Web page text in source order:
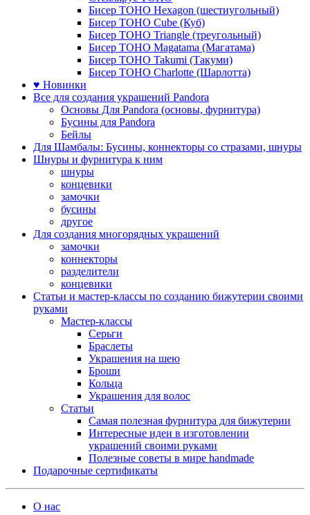
Бисер TOHO Hexagon (шестиугольный)
Бисер TOHO Cube (Куб)
Бисер TOHO Triangle (треугольный)
Бисер TOHO Magatama (Магатама)
Бисер TOHO Takumi (Такуми)
Бисер TOHO Charlotte (Шарлотта)
♥ Новинки
Все для создания украшений Pandora
Основы Для Pandora (основы, фурнитура)
Бусины для Pandora
Бейлы
Для Шамбалы: Бусины, коннекторы со стразами, шнуры
Шнуры и фурнитура к ним
шнуры
концевики
замочки
бусины
другое
Для создания многорядных украшений
замочки
коннекторы
разделители
концевики
Статьи и мастер-классы по созданию бижутерии своими
руками
Мастер-классы
Серьги
Браслеты
Украшения на шею
Броши
Кольца
Украшения для волос
Статьи
Самая полезная фурнитура для бижутерии
Интересные идеи в изготовлении
украшений своими руками
Полезные советы в мире handmade
Подарочные сертификаты
О нас